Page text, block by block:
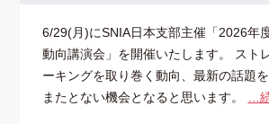
6/29(月)にSNIA日本支部主催「2026年
動向講演会」を開催いたします。 スト
ーキングを取り巻く動向、最新の話題を
またとない機会となると思います。
…